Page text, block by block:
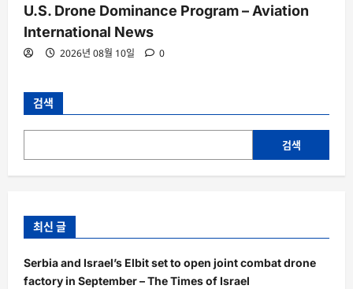
U.S. Drone Dominance Program – Aviation
International News
2026년 08월 10일 0
검색
검색
최신 글
Serbia and Israel’s Elbit set to open joint combat drone
factory in September – The Times of Israel